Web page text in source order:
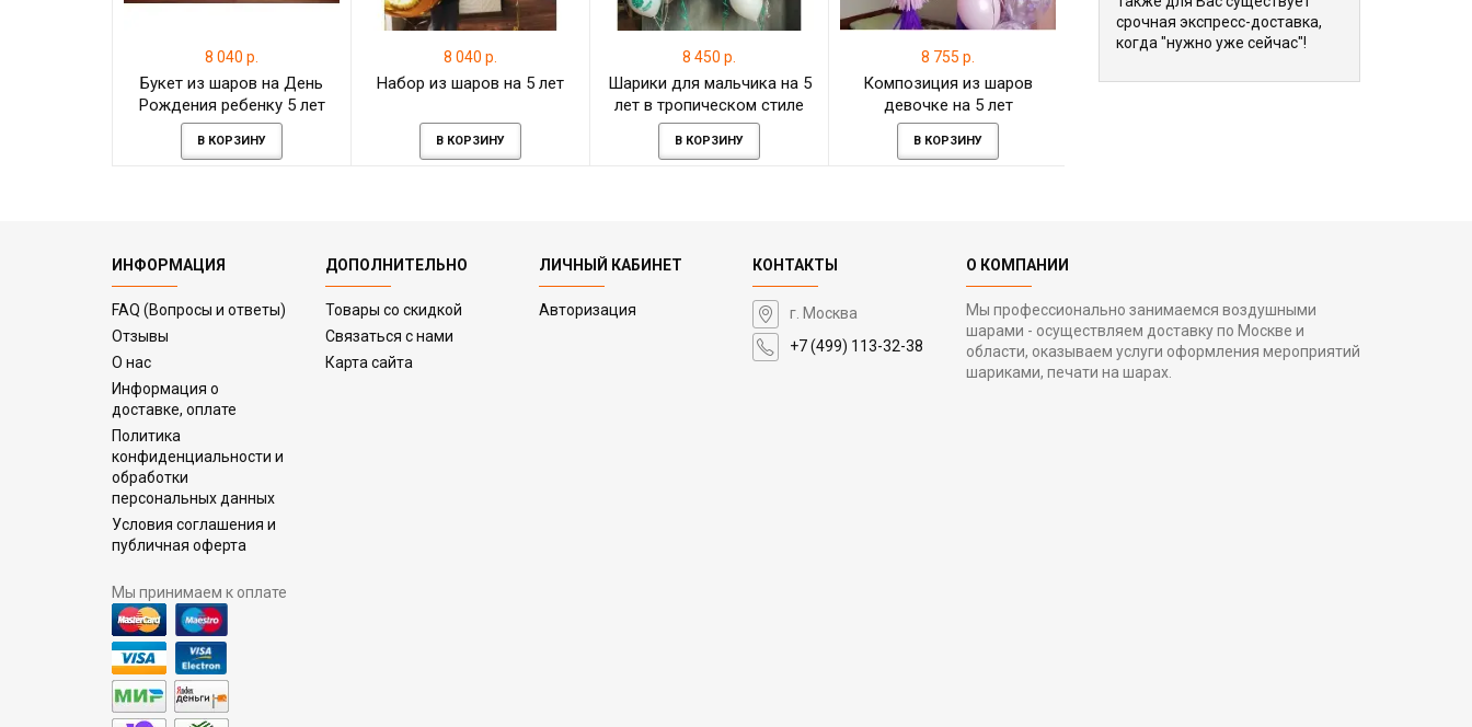
8 040 р.
Букет из шаров на День
Рождения ребенку 5 лет
В КОРЗИНУ
8 040 р.
Набор из шаров на 5 лет
В КОРЗИНУ
8 450 р.
Шарики для мальчика на 5
лет в тропическом стиле
В КОРЗИНУ
8 755 р.
Композиция из шаров
девочке на 5 лет
В КОРЗИНУ
8 800 р.
Шар Бабл (bubble) с
Облако шаров 5
срочная экспресс-доставка,
когда "нужно уже сейчас"!
ИНФОРМАЦИЯ
FAQ (Вопросы и ответы)
Отзывы
О нас
Информация о
доставке, оплате
Политика
конфиденциальности и
обработки
персональных данных
Условия соглашения и
публичная оферта
Мы принимаем к оплате
ДОПОЛНИТЕЛЬНО
Товары со скидкой
Связаться с нами
Карта сайта
ЛИЧНЫЙ КАБИНЕТ
Авторизация
КОНТАКТЫ
г. Москва
+7 (499) 113-32-38
О КОМПАНИИ
Мы профессионально занимаемся воздушными
шарами - осуществляем доставку по Москве и
области, оказываем услуги оформления мероприятий
шариками, печати на шарах.